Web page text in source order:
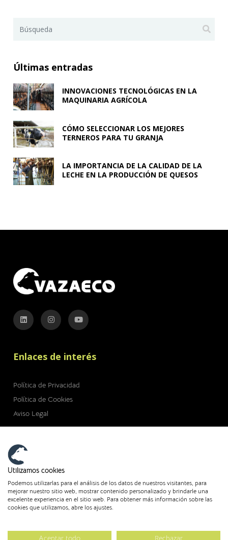
Últimas entradas
INNOVACIONES TECNOLÓGICAS EN LA
MAQUINARIA AGRÍCOLA
CÓMO SELECCIONAR LOS MEJORES
TERNEROS PARA TU GRANJA
LA IMPORTANCIA DE LA CALIDAD DE LA
LECHE EN LA PRODUCCIÓN DE QUESOS
Enlaces de interés
Política de Privacidad
Política de Cookies
Aviso Legal
Financiado por la Unión Europea - NextGenerationEU
Copyright © 2024 Vazaeco Castilla y León SCoops |
Utilizamos cookies
Podemos utilizarlas para el análisis de los datos de nuestros visitantes, para
mejorar nuestro sitio web, mostrar contenido personalizado y brindarle una
excelente experiencia en el sitio web. Para obtener más información sobre las
cookies que utilizamos, abre los ajustes.
Aceptar todo Rechazar